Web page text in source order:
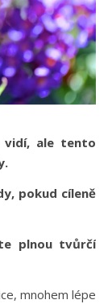
ale tento
pokud cíleně
plnou tvůrčí
mnohem lépe